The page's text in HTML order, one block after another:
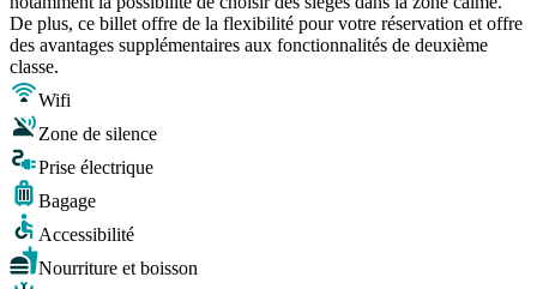
De plus, ce billet offre de la flexibilité pour votre réservation et offre
des avantages supplémentaires aux fonctionnalités de deuxième
classe.
Wifi
Zone de silence
Prise électrique
Bagage
Accessibilité
Nourriture et boisson